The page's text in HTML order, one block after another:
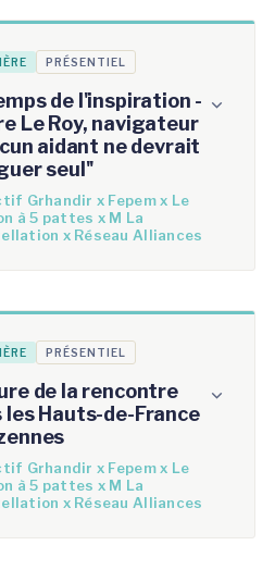
PRÉSENTIEL
de l'inspiration -
Le Roy, navigateur
aidant ne devrait
seul''
Grhandir x Fepem x Le
à 5 pattes x M La
x Réseau Alliances
PRÉSENTIEL
de la rencontre
les Hauts-de-France
Grhandir x Fepem x Le
à 5 pattes x M La
x Réseau Alliances